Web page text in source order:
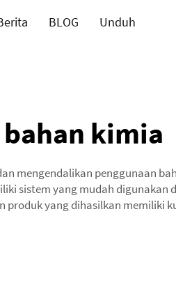
BLOG
Unduh
kimia
mengendalikan penggunaan
sistem yang mudah digunakan
produk yang dihasilkan memiliki